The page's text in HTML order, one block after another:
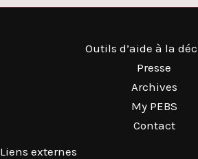
Outils d’aide à la
Presse
Archives
My PEBS
Contact
Liens externes